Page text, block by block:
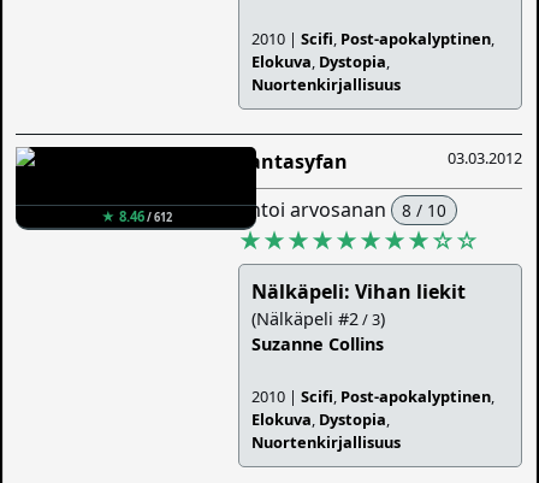
2010 |Scifi, Post-apokalyptinen,
Elokuva, Dystopia,
Nuortenkirjallisuus
★ 8.46/ 612
03.03.2012
Fantasyfan
antoi arvosanan 8 / 10
★★★★★★★★☆☆
Nälkäpeli: Vihan liekit
(Nälkäpeli #2/ 3)
Suzanne Collins
2010 |Scifi, Post-apokalyptinen,
Elokuva, Dystopia,
Nuortenkirjallisuus